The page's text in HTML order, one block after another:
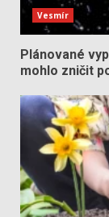
Vesmír
Plánované
mohlo zničit